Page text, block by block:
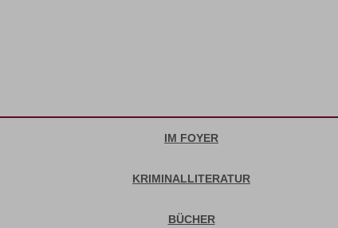
IM FOYER
KRIMINALLITERATUR
BÜCHER